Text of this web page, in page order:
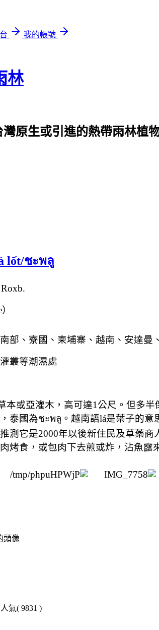
我的帳號
林
原生或引進的熱帶雨林植
lốt/ชะพลู
Roxb.
）
部 、寮國、柬埔寨、越南、安達曼
叢等潮濕處
本或亞灌木，高可達1 公尺。但多半
，泰國為ชะพลู 。越南語lá是葉子的意
測它是2000年以後新住民及草藥商
烤食，或包肉下去煎或炸，沾魚
人氣( 9831 )